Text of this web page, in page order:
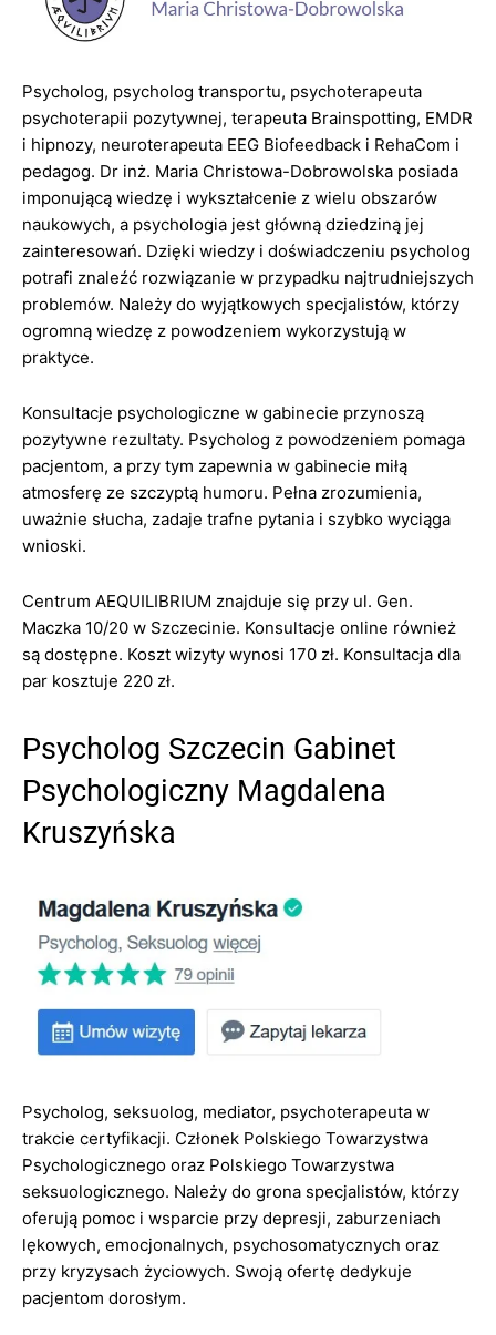
Psycholog, psycholog transportu, psychoterapeuta
psychoterapii pozytywnej, terapeuta Brainspotting, EMDR
i hipnozy, neuroterapeuta EEG Biofeedback i RehaCom i
pedagog. Dr inż. Maria Christowa-Dobrowolska posiada
imponującą wiedzę i wykształcenie z wielu obszarów
naukowych, a psychologia jest główną dziedziną jej
zainteresowań. Dzięki wiedzy i doświadczeniu psycholog
potrafi znaleźć rozwiązanie w przypadku najtrudniejszych
problemów. Należy do wyjątkowych specjalistów, którzy
ogromną wiedzę z powodzeniem wykorzystują w
praktyce.
Konsultacje psychologiczne w gabinecie przynoszą
pozytywne rezultaty. Psycholog z powodzeniem pomaga
pacjentom, a przy tym zapewnia w gabinecie miłą
atmosferę ze szczyptą humoru. Pełna zrozumienia,
uważnie słucha, zadaje trafne pytania i szybko wyciąga
wnioski.
Centrum AEQUILIBRIUM znajduje się przy ul. Gen.
Maczka 10/20 w Szczecinie. Konsultacje online również
są dostępne. Koszt wizyty wynosi 170 zł. Konsultacja dla
par kosztuje 220 zł.
Psycholog Szczecin Gabinet
Psychologiczny Magdalena
Kruszyńska
Psycholog, seksuolog, mediator, psychoterapeuta w
trakcie certyfikacji. Członek Polskiego Towarzystwa
Psychologicznego oraz Polskiego Towarzystwa
seksuologicznego. Należy do grona specjalistów, którzy
oferują pomoc i wsparcie przy depresji, zaburzeniach
lękowych, emocjonalnych, psychosomatycznych oraz
przy kryzysach życiowych. Swoją ofertę dedykuje
pacjentom dorosłym.